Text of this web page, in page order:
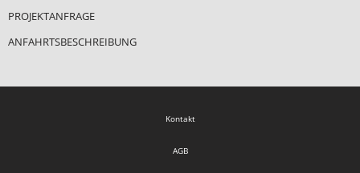
PROJEKTANFRAGE
ANFAHRTSBESCHREIBUNG
Kontakt
AGB